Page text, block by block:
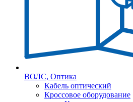
ВОЛС, Оптика
Кабель оптический
Кроссовое оборудование